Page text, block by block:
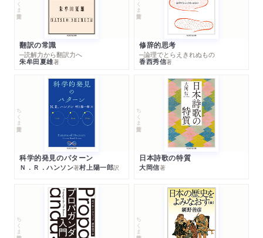
翻訳の常識
─読解力から翻訳力へ
朱牟田夏雄著
修辞的思考
─論理でとらえきれぬもの
香西秀信著
ちくま学芸文庫
科学的発見のパターン
Ｎ．Ｒ．ハンソン著村上陽一郎訳
ちくま学芸文庫
日本詩歌の特質
大岡信著
ちくま学芸文庫 ちくま学芸文庫